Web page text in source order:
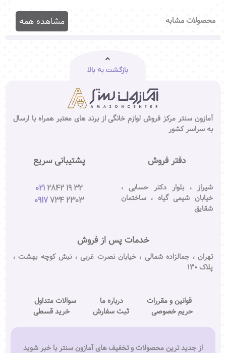
محصولات مشابه مشاهده همه
بازگشت به بالا
آمازون سنتر مرکز فروش لوازم خانگی از برند های معتبر همراه با ارسال
به سراسر کشور
دفتر فروش
شیراز ، بلوار دکتر حسابی ،
خیابان شیمی گیاه ، ساختمان
شقایق
پشتیبانی سریع
021 2842 19 32
0917 734 2303
خدمات پس از فروش
تهران ، جمالزاده شمالی ، خیابان نصرت غربی ، نبش کوچه بهشت ،
پلاک ۱۳۰
قوانین و مقررات درباره ما
سوالات متداول
حریم خصوصی
ثبت سفارش خرید قسطی
از جدید ترین محصولات و تخفیف های آمازون سنتر با خبر شوید